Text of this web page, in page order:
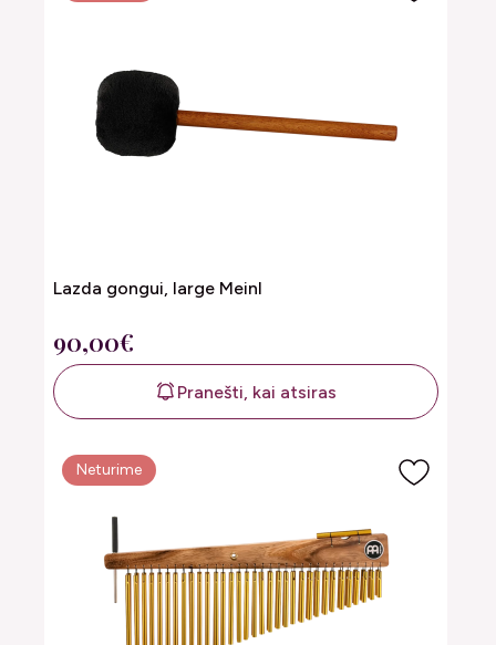
Lazda gongui, large Meinl
90,00€
Pranešti, kai atsiras
Neturime